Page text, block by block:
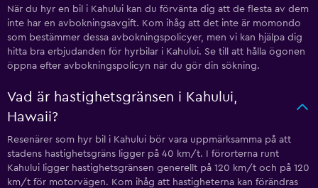
När du hyr en bil i Kahului kan du förvänta dig att de flesta av dem
inte har en avbokningsavgift. Kom ihåg att det inte är momondo
som bestämmer dessa avbokningspolicyer, men vi kan hjälpa dig
hitta bra erbjudanden för hyrbilar i Kahului. Se till att hålla ögonen
öppna efter avbokningspolicyn när du gör din sökning.
Vad är hastighetsgränsen i Kahului,
Hawaii?
Resenärer som hyr bil i Kahului bör vara uppmärksamma på att
stadens hastighetsgräns ligger på 40 km/t. I förorterna runt
Kahului ligger hastighetsgränsen generellt på 120 km/t och på 120
km/t för motorvägen. Kom ihåg att hastigheterna kan förändras